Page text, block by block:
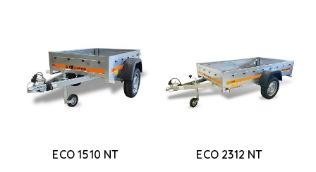
ECO 1510 NT ECO 2312 NT